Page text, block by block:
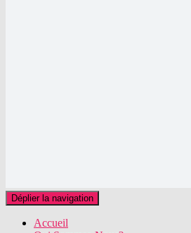
Déplier la navigation
Accueil